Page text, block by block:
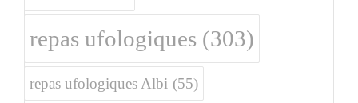
repas ufologiques (303)
repas ufologiques Albi (55)